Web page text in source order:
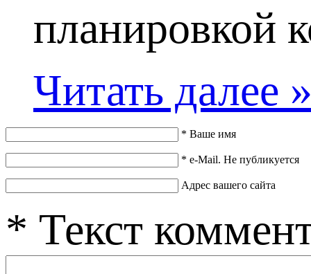
планировкой
Читать далее
* Ваше имя
* e-Mail. Не публикуется
Адрес вашего сайта
* Текст